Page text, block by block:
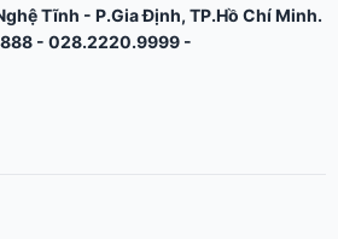
Tĩnh - P.Gia Định, TP.Hồ Chí Minh.
- 028.2220.9999 -